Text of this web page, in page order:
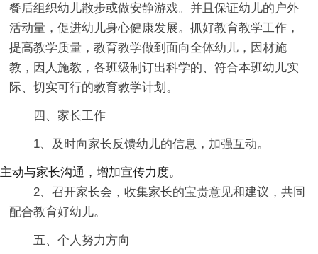
餐后组织幼儿散步或做安静游戏。并且保证幼儿的户外
活动量，促进幼儿身心健康发展。抓好教育教学工作，
提高教学质量，教育教学做到面向全体幼儿，因材施
教，因人施教，各班级制订出科学的、符合本班幼儿实
际、切实可行的教育教学计划。
四、家长工作
1、及时向家长反馈幼儿的信息，加强互动。
主动与家长沟通，增加宣传力度。
2、召开家长会，收集家长的宝贵意见和建议，共同
配合教育好幼儿。
五、个人努力方向